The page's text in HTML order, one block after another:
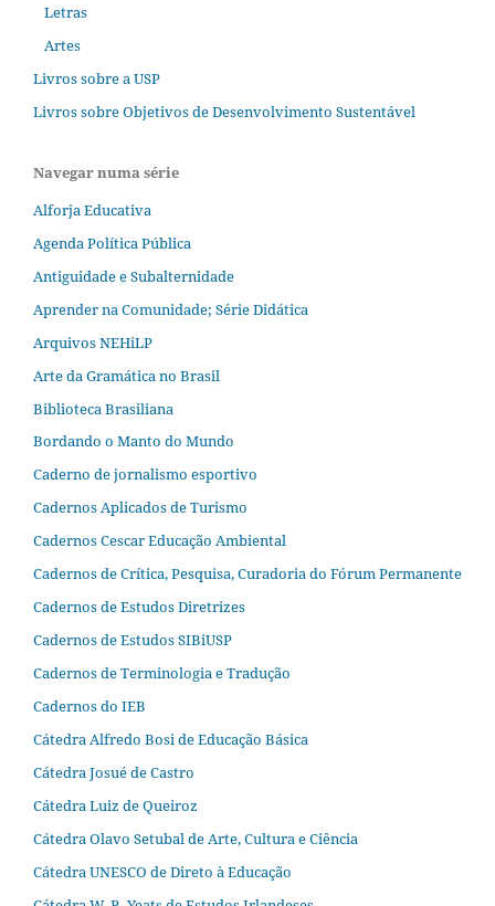
Letras
Artes
Livros sobre a USP
Livros sobre Objetivos de Desenvolvimento Sustentável
Navegar numa série
Alforja Educativa
Agenda Política Pública
Antiguidade e Subalternidade
Aprender na Comunidade; Série Didática
Arquivos NEHiLP
Arte da Gramática no Brasil
Biblioteca Brasiliana
Bordando o Manto do Mundo
Caderno de jornalismo esportivo
Cadernos Aplicados de Turismo
Cadernos Cescar Educação Ambiental
Cadernos de Crítica, Pesquisa, Curadoria do Fórum Permanente
Cadernos de Estudos Diretrizes
Cadernos de Estudos SIBiUSP
Cadernos de Terminologia e Tradução
Cadernos do IEB
Cátedra Alfredo Bosi de Educação Básica
Cátedra Josué de Castro
Cátedra Luiz de Queiroz
Cátedra Olavo Setubal de Arte, Cultura e Ciência
Cátedra UNESCO de Direto à Educação